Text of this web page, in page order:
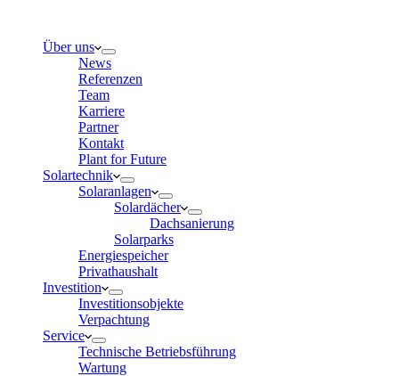
Über uns
News
Referenzen
Team
Karriere
Partner
Kontakt
Plant for Future
Solartechnik
Solaranlagen
Solardächer
Dachsanierung
Solarparks
Energiespeicher
Privathaushalt
Investition
Investitionsobjekte
Verpachtung
Service
Technische Betriebsführung
Wartung